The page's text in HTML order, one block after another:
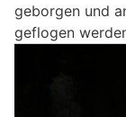
geborgen und
geflogen